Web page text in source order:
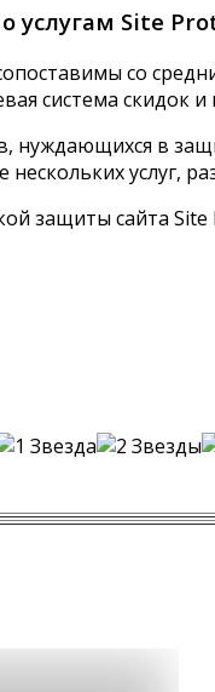
услугам Site
со
система
нуждающихся в
услуг,
защиты сайта